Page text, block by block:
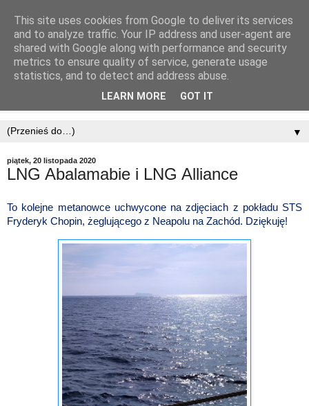
▼
piątek, 20 listopada 2020
LNG Abalamabie i LNG Alliance
To kolejne metanowce uchwycone na zdjęciach z pokładu STS
Fryderyk Chopin, żeglującego z Neapolu na Zachód. Dziękuję!
This site uses cookies from Google to deliver its services
and to analyze traffic. Your IP address and user-agent are
shared with Google along with performance and security
metrics to ensure quality of service, generate usage
statistics, and to detect and address abuse.
LEARN MORE GOT IT